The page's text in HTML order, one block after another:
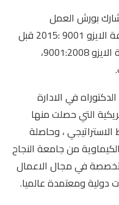
بورش العمل
لمراجعة التعديلات المقترحة لمواصفة الايزو 9001 :2015 قبل
اعتمادها لتطبيقها عوضا عن مواصفة الايزو 9001:2008،
في الادارة
التي حصلت منها
، وحاصلة
من جامعة النجاح
في مجال الاعمال
ومعتمدة عالميا.